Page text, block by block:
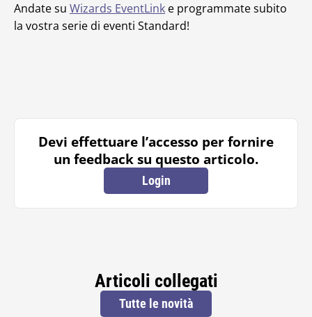
Andate su Wizards EventLink e programmate subito
la vostra serie di eventi Standard!
Devi effettuare l’accesso per fornire
un feedback su questo articolo.
Login
Articoli collegati
Tutte le novità